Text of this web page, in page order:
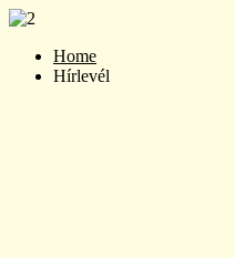
Home
Hírlevél